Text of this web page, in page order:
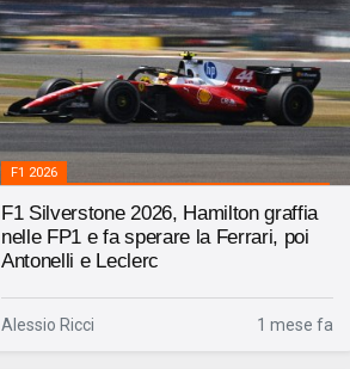
F1 2026
F1 Silverstone 2026, Hamilton graffia
nelle FP1 e fa sperare la Ferrari, poi
Antonelli e Leclerc
Alessio Ricci 1 mese fa